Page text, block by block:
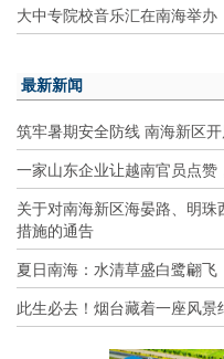
大中专院校音乐汇在南海举办
最新新闻
筑牢暑期安全防线 南海新区
一家山东企业让越南官员点
关于对南海新区海晏路、明
措施的通告
夏日南海：水清草盛白鹭翩飞
此生必去！烟台藏着一座风景